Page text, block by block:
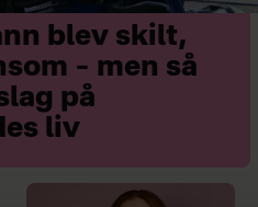
blev skilt,
– men så
på
liv